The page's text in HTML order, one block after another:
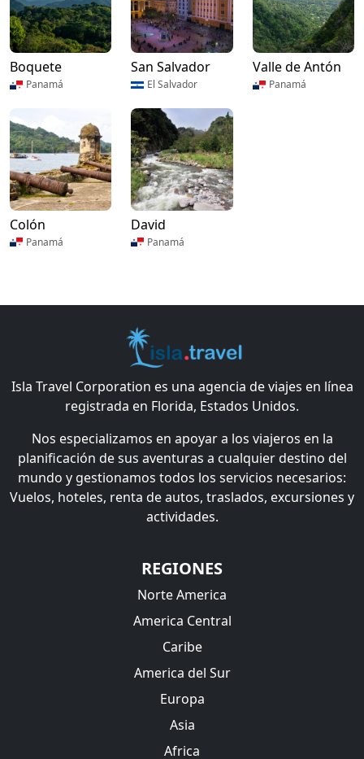
Boquete
Panamá
San Salvador
El Salvador
Valle de Antón
Panamá
Colón
Panamá
David
Panamá
Isla Travel Corporation es una agencia de viajes en línea
registrada en Florida, Estados Unidos.
Nos especializamos en apoyar a los viajeros en la
planificación de sus aventuras a cualquier destino del
mundo y gestionamos todos los servicios necesarios:
Vuelos, hoteles, renta de autos, traslados, excursiones y
actividades.
REGIONES
Norte America
America Central
Caribe
America del Sur
Europa
Asia
Africa